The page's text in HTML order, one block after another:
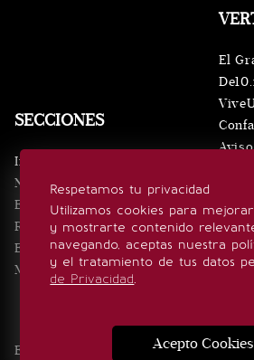
Respetamos tu privacidad
Utilizamos cookies para
y mostrarte contenido
navegando, aceptas nuestra
y el tratamiento de tus datos
de Privacidad.
Acepto Cookies
SECCIONES
Inicio
Noticias
Eventos
Realeza
Estilo de vida
Minuto x Minuto
El
Edición Impresa Noticias Quiénes